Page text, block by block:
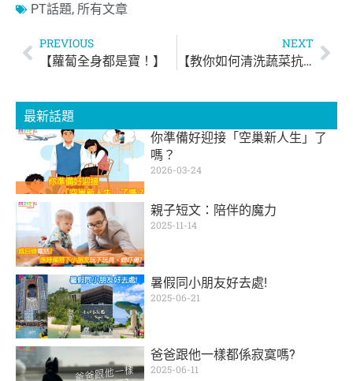
PT話題, 所有文章
PREVIOUS
【蘿蔔全身都是寶！】
NEXT
【教你如何清洗蔬菜抗農藥】
最新話題
你準備好迎接「空巢新人生」了
嗎？
2026-03-24
親子短文：陪伴的魔力
2025-11-14
暑假同小朋友好去處!
2025-06-21
爸爸跟他一樣都係寂寞嗎?
2025-06-11